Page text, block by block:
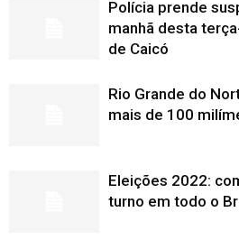
Polícia prende
manhã desta
de Caicó
Rio Grande do
mais de 100
Eleições 2022:
turno em todo o